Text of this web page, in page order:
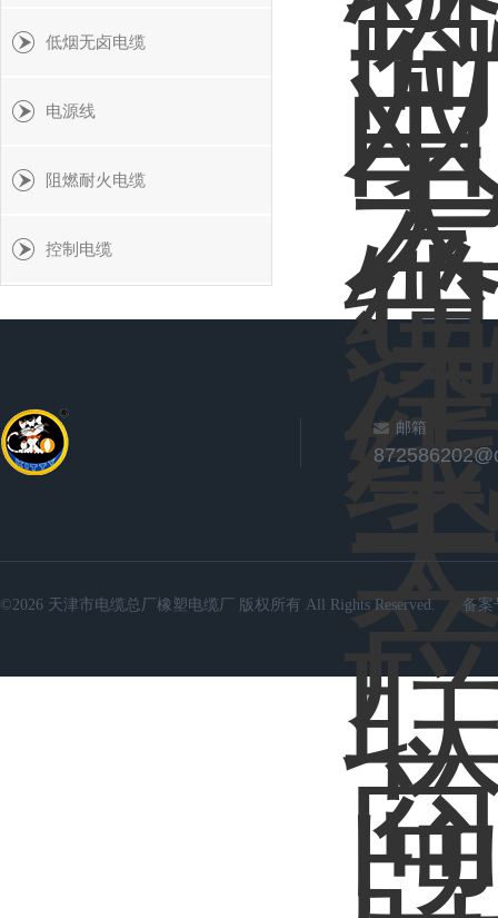
低烟无卤电缆
电源线
阻燃耐火电缆
控制电缆
邮箱
©2026 天津市电缆总厂橡塑电缆厂 版权所有 All Rights Reserved. 备案